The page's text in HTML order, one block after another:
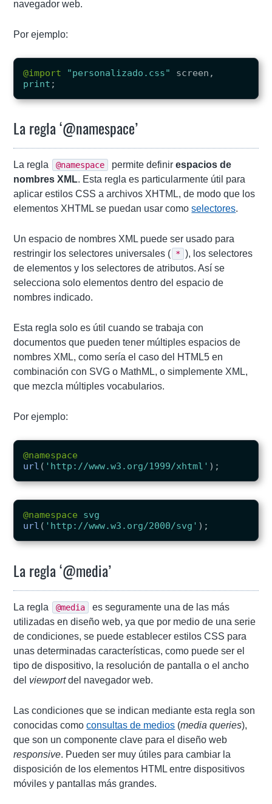
navegador web.
Por ejemplo:
@import "personalizado.css" screen ,
print ;
La regla ‘@namespace’
La regla @namespace permite definirespacios de
nombres XML. Esta regla es particularmente útil para
aplicar estilos CSS a archivos XHTML, de modo que los
elementos XHTML se puedan usar comoselectores.
Un espacio de nombres XML puede ser usado para
restringir los selectores universales ( * ), los selectores
de elementos y los selectores de atributos. Así se
selecciona solo elementos dentro del espacio de
nombres indicado.
Esta regla solo es útil cuando se trabaja con
documentos que pueden tener múltiples espacios de
nombres XML, como sería el caso del HTML5 en
combinación con SVG o MathML, o simplemente XML,
que mezcla múltiples vocabularios.
Por ejemplo:
@namespace
url ( 'http://www.w3.org/1999/xhtml' );
@namespace
svg
url ( 'http://www.w3.org/2000/svg' );
La regla ‘@media’
La regla @media
es seguramente una de las más
utilizadas en diseño web, ya que por medio de una serie
de condiciones, se puede establecer estilos CSS para
unas determinadas características, como puede ser el
tipo de dispositivo, la resolución de pantalla o el ancho
del viewportdel navegador web.
Las condiciones que se indican mediante esta regla son
conocidas comoconsultas de medios (media queries),
que son un componente clave para el diseño web
responsive. Pueden ser muy útiles para cambiar la
disposición de los elementos HTML entre dispositivos
móviles y pantallas más grandes.